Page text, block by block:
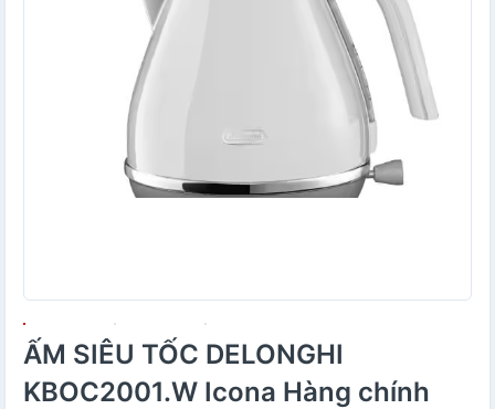
ẤM SIÊU TỐC DELONGHI
KBOC2001.W Icona Hàng chính